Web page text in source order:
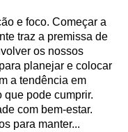
e foco. Começar a
traz a premissa de
os nossos
planejar e colocar
a tendência em
pode cumprir.
com bem-estar.
para manter...